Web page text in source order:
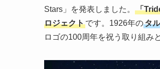
Stars」を発表しました。
「
ロジェクトです。1926年のタ
ロゴの100周年を祝う取り組み